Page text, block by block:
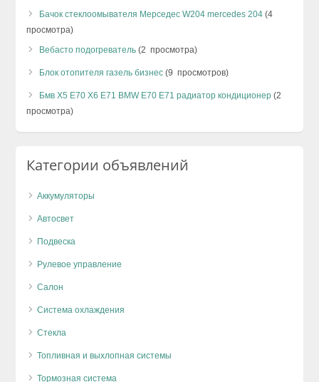
Бачок стеклоомывателя Мерседес W204 mercedes 204 (4
просмотра)
Beбасто подогреватель (2 просмотра)
Блок отопителя газель бизнес (9 просмотров)
Бмв Х5 Е70 Х6 Е71 BMW E70 E71 радиатор кондиционер (2
просмотра)
Категории объявлений
Аккумуляторы
Автосвет
Подвеска
Рулевое управление
Салон
Система охлаждения
Стекла
Топливная и выхлопная системы
Тормозная система